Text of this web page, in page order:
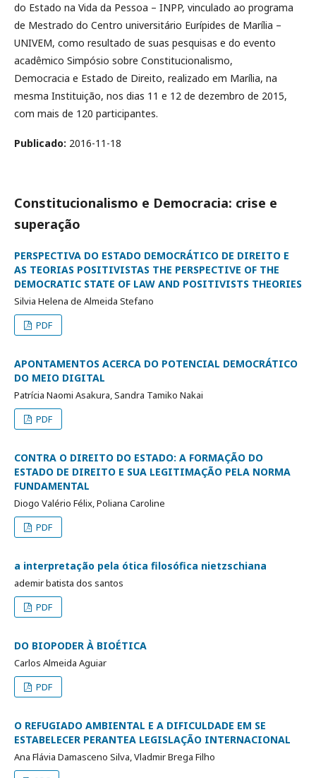
do Estado na Vida da Pessoa – INPP, vinculado ao programa
de Mestrado do Centro universitário Eurípides de Marília –
UNIVEM, como resultado de suas pesquisas e do evento
acadêmico Simpósio sobre Constitucionalismo,
Democracia e Estado de Direito, realizado em Marília, na
mesma Instituição, nos dias 11 e 12 de dezembro de 2015,
com mais de 120 participantes.
Publicado: 2016-11-18
Constitucionalismo e Democracia: crise e
superação
PERSPECTIVA DO ESTADO DEMOCRÁTICO DE DIREITO E
AS TEORIAS POSITIVISTAS THE PERSPECTIVE OF THE
DEMOCRATIC STATE OF LAW AND POSITIVISTS THEORIES
Silvia Helena de Almeida Stefano
PDF
APONTAMENTOS ACERCA DO POTENCIAL DEMOCRÁTICO
DO MEIO DIGITAL
Patrícia Naomi Asakura, Sandra Tamiko Nakai
PDF
CONTRA O DIREITO DO ESTADO: A FORMAÇÃO DO
ESTADO DE DIREITO E SUA LEGITIMAÇÃO PELA NORMA
FUNDAMENTAL
Diogo Valério Félix, Poliana Caroline
PDF
a interpretação pela ótica filosófica nietzschiana
ademir batista dos santos
PDF
DO BIOPODER À BIOÉTICA
Carlos Almeida Aguiar
PDF
O REFUGIADO AMBIENTAL E A DIFICULDADE EM SE
ESTABELECER PERANTEA LEGISLAÇÃO INTERNACIONAL
Ana Flávia Damasceno Silva, Vladmir Brega Filho